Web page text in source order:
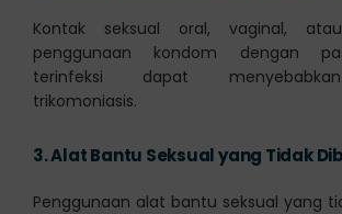
Kontak seksual oral, vaginal,
penggunaan kondom dengan
terinfeksi dapat
trikomoniasis.
3.Alat Bantu Seksual yang Tidak
Penggunaan alat bantu seksual yang